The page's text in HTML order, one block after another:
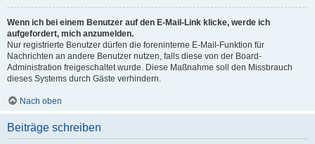
Wenn ich bei einem Benutzer auf den E-Mail-Link klicke, werde ich
aufgefordert, mich anzumelden.
Nur registrierte Benutzer dürfen die foreninterne E-Mail-Funktion für
Nachrichten an andere Benutzer nutzen, falls diese von der Board-
Administration freigeschaltet wurde. Diese Maßnahme soll den Missbrauch
dieses Systems durch Gäste verhindern.
Nach oben
Beiträge schreiben